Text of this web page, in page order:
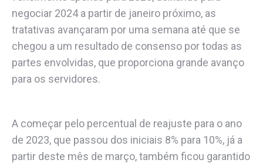
negociar 2024 a partir de janeiro próximo, as
tratativas avançaram por uma semana até que se
chegou a um resultado de consenso por todas as
partes envolvidas, que proporciona grande avanço
para os servidores.
A começar pelo percentual de reajuste para o ano
de 2023, que passou dos iniciais 8% para 10%, já a
partir deste mês de março, também ficou garantido